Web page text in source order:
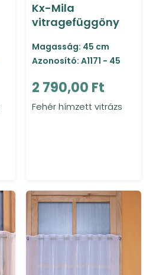
Kx-Mila
vitragefüggöny
Magasság: 45 cm
Azonosító: A1171 - 45
2 790,00 Ft
Fehér hímzett vitrázs